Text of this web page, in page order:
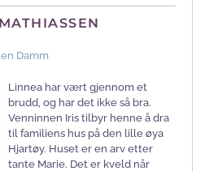
Damm
Linnea har vært gjennom et
brudd, og har det ikke så bra.
Venninnen Iris tilbyr henne å dra
til familiens hus på den lille øya
Hjartøy. Huset er en arv etter
tante Marie. Det er kveld når